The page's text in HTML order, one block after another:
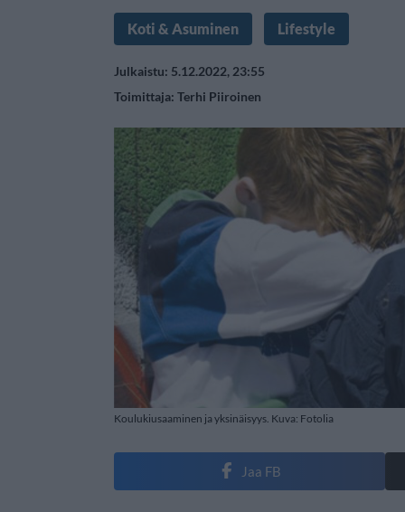
Koti & Asuminen Lifestyle
Julkaistu: 5.12.2022, 23:55
Toimittaja: Terhi Piiroinen
Koulukiusaaminen ja yksinäisyys. Kuva: Fotolia
Jaa FB